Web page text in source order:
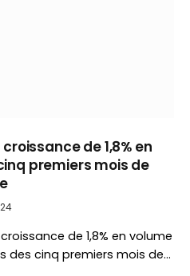
de 1,8% en
premiers mois de
de 1,8% en volume
des cinq premiers mois de…